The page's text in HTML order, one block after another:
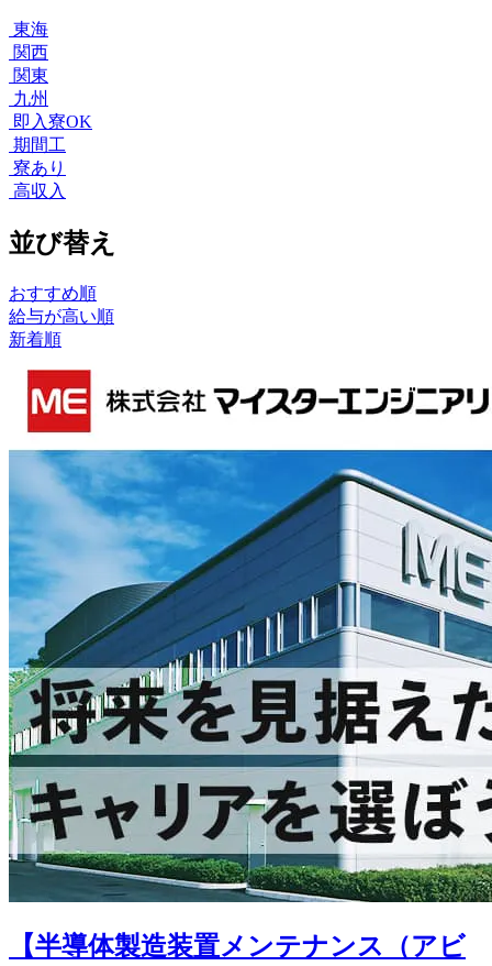
東海
関西
関東
九州
即入寮OK
期間工
寮あり
高収入
並び替え
おすすめ順
給与が高い順
新着順
【半導体製造装置メンテナンス（アビ